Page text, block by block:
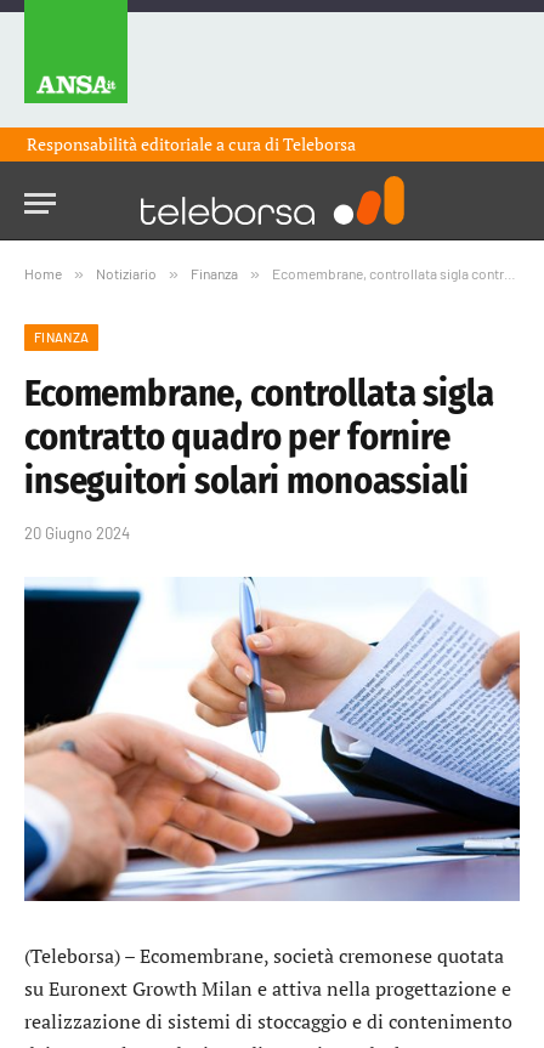
Responsabilità editoriale a cura diTeleborsa
Home » Notiziario » Finanza » Ecomembrane, controllata sigla contratto quadro per fornire inseguitori solari monoassiali
FINANZA
Ecomembrane, controllata sigla
contratto quadro per fornire
inseguitori solari monoassiali
20 Giugno 2024
(Teleborsa) –Ecomembrane, società cremonese quotata
su Euronext Growth Milan e attiva nella progettazione e
realizzazione di sistemi di stoccaggio e di contenimento